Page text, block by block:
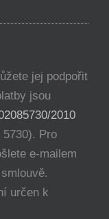
jej podpořit
jsou
2010
5730). Pro
e-mailem
určen k